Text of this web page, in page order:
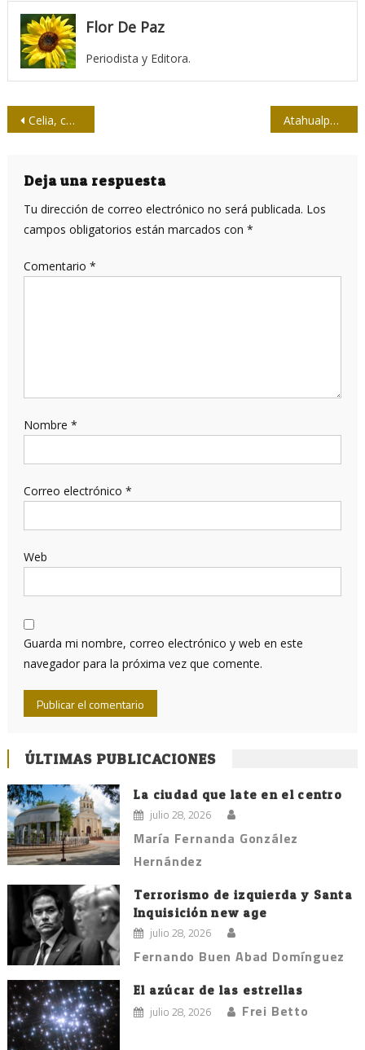
Flor De Paz
Periodista y Editora.
Navegación
entradas
Celia, corazón del pueblo Atahualpa Recio: el último periodista asesinado en Cuba
Deja una respuesta
Tu dirección de correo electrónico no será publicada. Los
campos obligatorios están marcados con *
Comentario *
Nombre *
Correo electrónico *
Web
Guarda mi nombre, correo electrónico y web en este
navegador para la próxima vez que comente.
ÚLTIMAS PUBLICACIONES
La ciudad que late en el centro
julio 28, 2026
María Fernanda González
Hernández
Terrorismo de izquierda y Santa
Inquisición new age
julio 28, 2026
Fernando Buen Abad Domínguez
El azúcar de las estrellas
julio 28, 2026 Frei Betto